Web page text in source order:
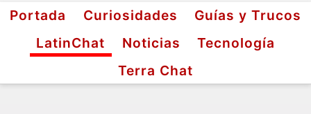
Portada Curiosidades
Guías y Trucos
LatinChat
Noticias
Tecnología
Terra Chat